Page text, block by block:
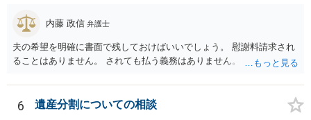
がありえますが、その予防方法は、遺言者と面談してみないと判断が
難しいです。
内藤 政信 弁護士
夫の希望を明確に書面で残しておけばいいでしょう。 慰謝料請求され
ることはありません。 されても払う義務はありません。
6 遺産分割についての相談